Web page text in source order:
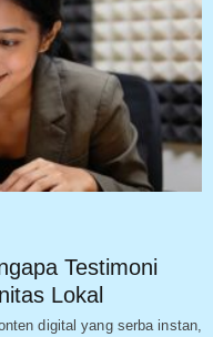
Testimoni
Lokal
digital yang serba instan,